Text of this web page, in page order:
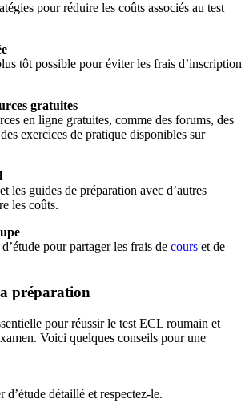
pour réduire les coûts associés au test
tôt possible pour éviter les frais d’inscription
gratuites
en ligne gratuites, comme des forums, des
exercices de pratique disponibles sur
les guides de préparation avec d’autres
les coûts.
pour partager les frais de cours et de
préparation
pour réussir le test ECL roumain et
Voici quelques conseils pour une
d’étude détaillé et respectez-le.